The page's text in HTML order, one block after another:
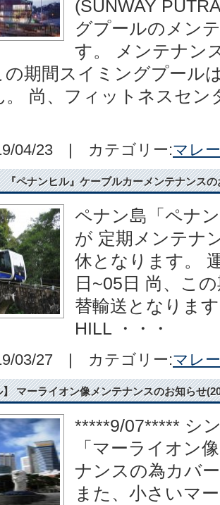
(SUNWAY
グプールのメン
す。 メンテナン
の期間スイミングプール
。 尚、フィットネスセン
04/23 | カテゴリー:マレ
『ペナンヒル』ケーブルカーメンテナンス
ペナン島「ペナ
が 定期メンテナ
休となります。
日~05日 尚、こ
替輸送となりま
HILL ・・・
03/27 | カテゴリー:マレ
マーライオン像メンテナンスのお知らせ
*****9/07***** シ
「マーライオン
ナンスの為カバ
また、小さいマ